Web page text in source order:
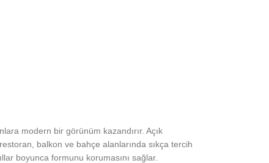
modern bir görünüm kazandırır. Açık
balkon ve bahçe alanlarında sıkça tercih
boyunca formunu korumasını sağlar.